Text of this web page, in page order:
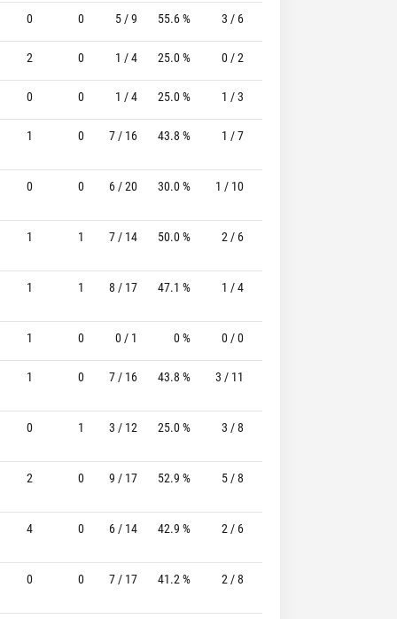
0 0 5 / 9 55.6 % 3 / 6
2 0 1 / 4 25.0 % 0 / 2
0 0 1 / 4 25.0 % 1 / 3
1 0 7 / 16 43.8 % 1 / 7
0 0 6 / 20 30.0 % 1 / 10
1 1 7 / 14 50.0 % 2 / 6
1 1 8 / 17 47.1 % 1 / 4
1 0 0 / 1 0 % 0 / 0
1 0 7 / 16 43.8 % 3 / 11
0 1 3 / 12 25.0 % 3 / 8
2 0 9 / 17 52.9 % 5 / 8
4 0 6 / 14 42.9 % 2 / 6
0 0 7 / 17 41.2 % 2 / 8